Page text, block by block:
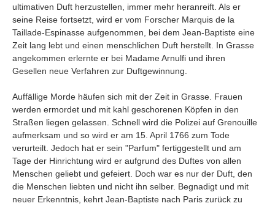
ultimativen Duft herzustellen, immer mehr heranreift. Als er
seine Reise fortsetzt, wird er vom Forscher Marquis de la
Taillade-Espinasse aufgenommen, bei dem Jean-Baptiste eine
Zeit lang lebt und einen menschlichen Duft herstellt. In Grasse
angekommen erlernte er bei Madame Arnulfi und ihren
Gesellen neue Verfahren zur Duftgewinnung.
Auffällige Morde häufen sich mit der Zeit in Grasse. Frauen
werden ermordet und mit kahl geschorenen Köpfen in den
Straßen liegen gelassen. Schnell wird die Polizei auf Grenouille
aufmerksam und so wird er am 15. April 1766 zum Tode
verurteilt. Jedoch hat er sein "Parfum" fertiggestellt und am
Tage der Hinrichtung wird er aufgrund des Duftes von allen
Menschen geliebt und gefeiert. Doch war es nur der Duft, den
die Menschen liebten und nicht ihn selber. Begnadigt und mit
neuer Erkenntnis, kehrt Jean-Baptiste nach Paris zurück zu